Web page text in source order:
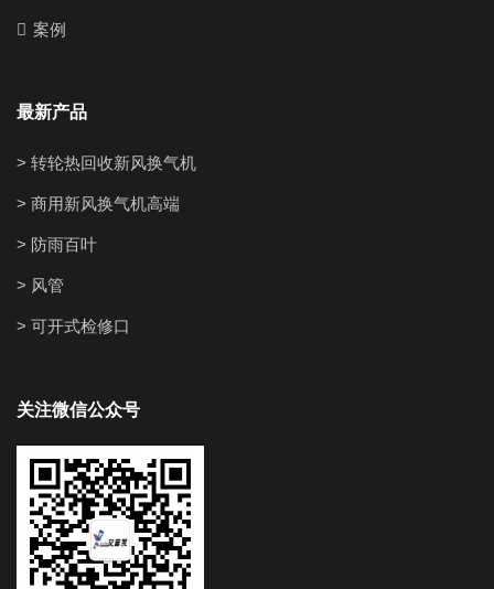
案例
最新产品
> 转轮热回收新风换气机
> 商用新风换气机高端
> 防雨百叶
> 风管
> 可开式检修口
关注微信公众号